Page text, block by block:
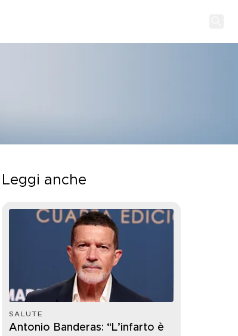
Leggi anche
SALUTE
Antonio Banderas: “L’infarto è